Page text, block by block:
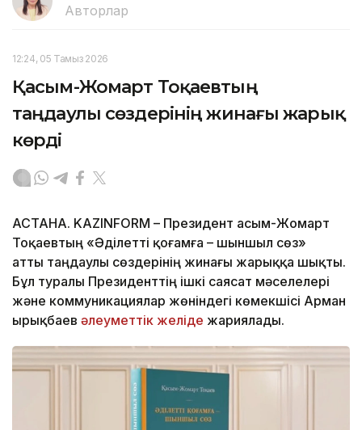
Авторлар
12:24, 05 Тамыз 2026
Қасым-Жомарт Тоқаевтың
таңдаулы сөздерінің жинағы жарық
көрді
АСТАНА. KAZINFORM – Президент Қасым-Жомарт
Тоқаевтың «Әділетті қоғамға – шыншыл сөз»
атты таңдаулы сөздерінің жинағы жарыққа шықты.
Бұл туралы Президенттің ішкі саясат мәселелері
және коммуникациялар жөніндегі көмекшісі Арман
Қырықбаев әлеуметтік желіде жариялады.